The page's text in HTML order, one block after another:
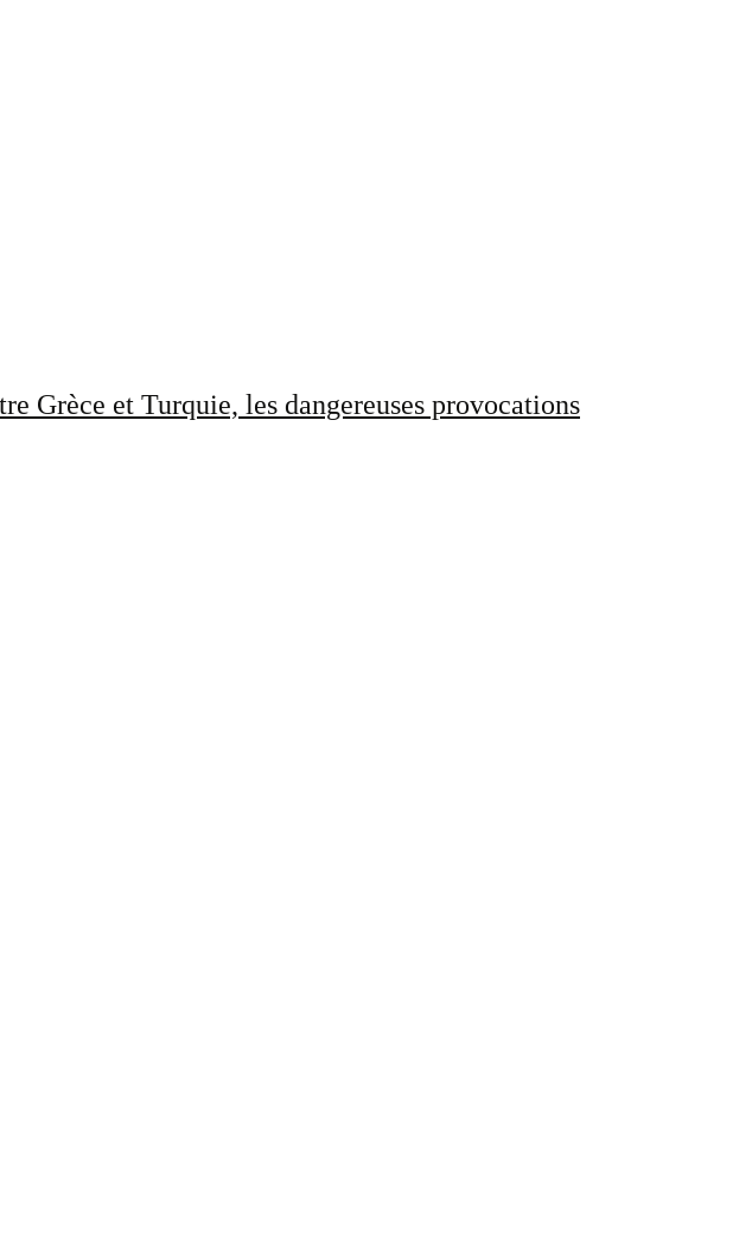
Grèce et Turquie, les dangereuses provocations